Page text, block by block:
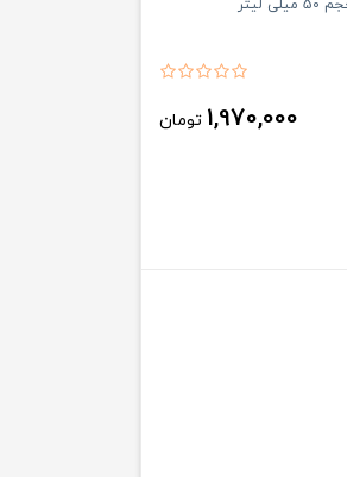
1,970,000 تومان